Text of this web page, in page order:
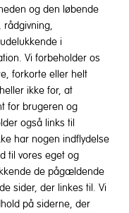
og den løbende
i
Vi forbeholder os
forkorte eller helt
ikke for, at
for brugeren og
også links til
har nogen indflydelse
til vores eget og
de pågældende
sider, der linkes til. Vi
på siderne, der